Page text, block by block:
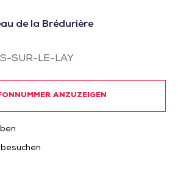
de la Brédurière
SUR-LE-LAY
ANZUZEIGEN